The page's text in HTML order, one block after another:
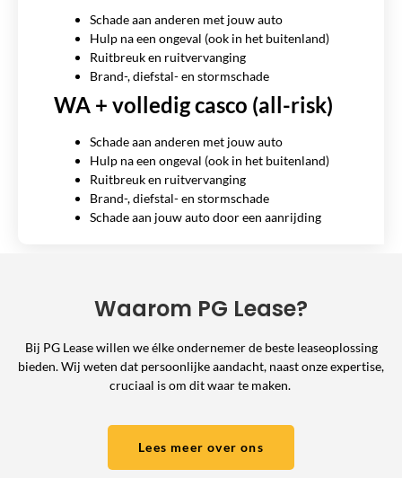
Schade aan anderen met jouw auto
Hulp na een ongeval (ook in het buitenland)
Ruitbreuk en ruitvervanging
Brand-, diefstal- en stormschade
WA + volledig casco (all-risk)
Schade aan anderen met jouw auto
Hulp na een ongeval (ook in het buitenland)
Ruitbreuk en ruitvervanging
Brand-, diefstal- en stormschade
Schade aan jouw auto door een aanrijding
Waarom PG Lease?
Bij PG Lease willen we élke ondernemer de beste leaseoplossing
bieden. Wij weten dat persoonlijke aandacht, naast onze expertise,
cruciaal is om dit waar te maken.
Lees meer over ons